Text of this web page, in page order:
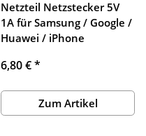
Netzteil Netzstecker 5V
1A für Samsung / Google /
Huawei / iPhone
6,80 €*
Zum Artikel